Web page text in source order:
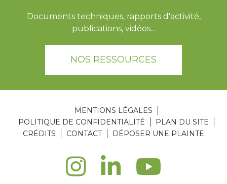
Documents techniques, rapports d'activité,
publications, vidéos...
NOS RESSOURCES
MENTIONS LÉGALES
POLITIQUE DE CONFIDENTIALITÉ
PLAN DU SITE
CRÉDITS
CONTACT DÉPOSER UNE PLAINTE